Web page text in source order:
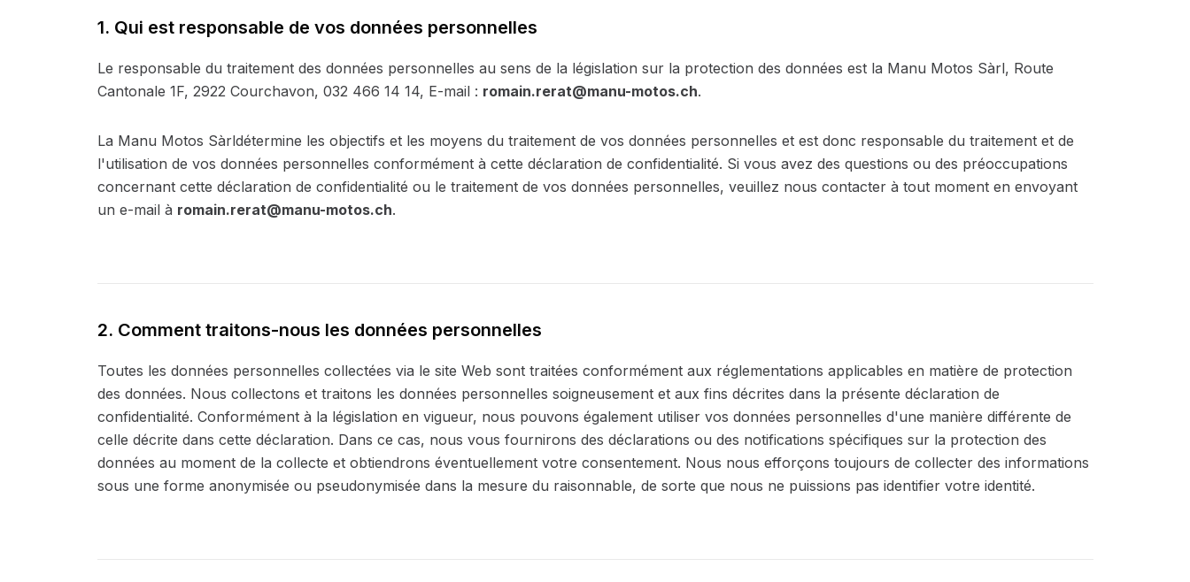
1. Qui est responsable de vos données personnelles
Le responsable du traitement des données personnelles au sens de la législation sur la protection des données est la Manu Motos Sàrl, Route
Cantonale 1F, 2922 Courchavon, 032 466 14 14, E-mail : romain.rerat@manu-motos.ch.
La Manu Motos Sàrldétermine les objectifs et les moyens du traitement de vos données personnelles et est donc responsable du traitement et de
l'utilisation de vos données personnelles conformément à cette déclaration de confidentialité. Si vous avez des questions ou des préoccupations
concernant cette déclaration de confidentialité ou le traitement de vos données personnelles, veuillez nous contacter à tout moment en envoyant
un e-mail à romain.rerat@manu-motos.ch.
2. Comment traitons-nous les données personnelles
Toutes les données personnelles collectées via le site Web sont traitées conformément aux réglementations applicables en matière de protection
des données. Nous collectons et traitons les données personnelles soigneusement et aux fins décrites dans la présente déclaration de
confidentialité. Conformément à la législation en vigueur, nous pouvons également utiliser vos données personnelles d'une manière différente de
celle décrite dans cette déclaration. Dans ce cas, nous vous fournirons des déclarations ou des notifications spécifiques sur la protection des
données au moment de la collecte et obtiendrons éventuellement votre consentement. Nous nous efforçons toujours de collecter des informations
sous une forme anonymisée ou pseudonymisée dans la mesure du raisonnable, de sorte que nous ne puissions pas identifier votre identité.